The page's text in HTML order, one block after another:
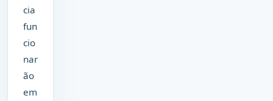
cia
fun
cio
nar
ão
em